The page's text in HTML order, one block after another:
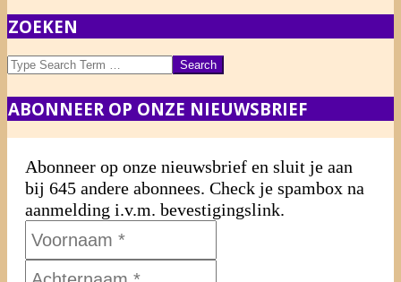
ZOEKEN
Search
ABONNEER OP ONZE NIEUWSBRIEF
Abonneer op onze nieuwsbrief en sluit je aan
bij 645 andere abonnees. Check je spambox na
aanmelding i.v.m. bevestigingslink.